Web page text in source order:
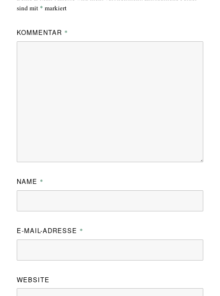
sind mit * markiert
KOMMENTAR *
NAME *
E-MAIL-ADRESSE *
WEBSITE